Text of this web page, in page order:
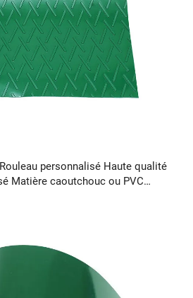
personnalisé Haute qualité
Matière caoutchouc ou PVC